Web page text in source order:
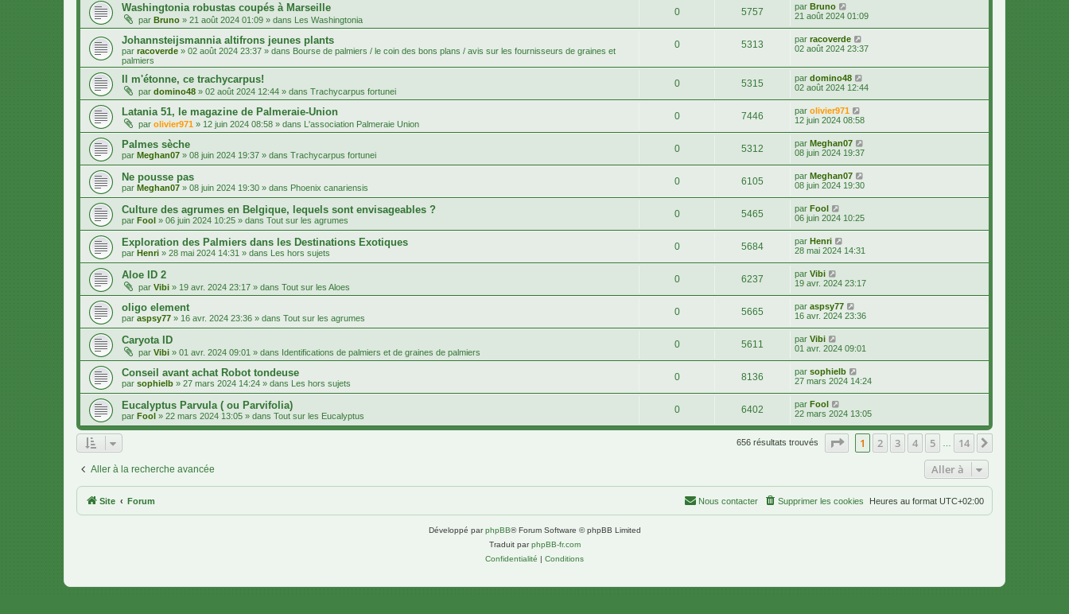
Washingtonia robustas coupés à Marseille
par Bruno » 21 août 2024 01:09 » dans Les Washingtonia
0 5757 par Bruno
21 août 2024 01:09
Johannsteijsmannia altifrons jeunes plants
par racoverde » 02 août 2024 23:37 » dans Bourse de palmiers / le coin des bons plans / avis sur les fournisseurs de graines et
palmiers
0 5313 par racoverde
02 août 2024 23:37
Il m'étonne, ce trachycarpus!
par domino48 » 02 août 2024 12:44 » dans Trachycarpus fortunei
0 5315 par domino48
02 août 2024 12:44
Latania 51, le magazine de Palmeraie-Union
par olivier971 » 12 juin 2024 08:58 » dans L'association Palmeraie Union
0 7446 par olivier971
12 juin 2024 08:58
Palmes sèche
par Meghan07 » 08 juin 2024 19:37 » dans Trachycarpus fortunei
0 5312 par Meghan07
08 juin 2024 19:37
Ne pousse pas
par Meghan07 » 08 juin 2024 19:30 » dans Phoenix canariensis
0 6105 par Meghan07
08 juin 2024 19:30
Culture des agrumes en Belgique, lequels sont envisageables ?
par Fool » 06 juin 2024 10:25 » dans Tout sur les agrumes
0 5465 par Fool
06 juin 2024 10:25
Exploration des Palmiers dans les Destinations Exotiques
par Henri » 28 mai 2024 14:31 » dans Les hors sujets
0 5684 par Henri
28 mai 2024 14:31
Aloe ID 2
par Vibi » 19 avr. 2024 23:17 » dans Tout sur les Aloes
0 6237 par Vibi
19 avr. 2024 23:17
oligo element
par aspsy77 » 16 avr. 2024 23:36 » dans Tout sur les agrumes
0 5665 par aspsy77
16 avr. 2024 23:36
Caryota ID
par Vibi » 01 avr. 2024 09:01 » dans Identifications de palmiers et de graines de palmiers
0 5611 par Vibi
01 avr. 2024 09:01
Conseil avant achat Robot tondeuse
par sophielb » 27 mars 2024 14:24 » dans Les hors sujets
0 8136 par sophielb
27 mars 2024 14:24
Eucalyptus Parvula ( ou Parvifolia)
par Fool » 22 mars 2024 13:05 » dans Tout sur les Eucalyptus
0 6402 par Fool
22 mars 2024 13:05
656 résultats trouvés Page sur14
1 2 3 4 5 14
Aller à la recherche avancée Aller à
Site Forum Heures au format UTC+02:00
Supprimer les cookies
Nous contacter
Développé parphpBB® Forum Software © phpBB Limited
Traduit parphpBB-fr.com
Confidentialité | Conditions